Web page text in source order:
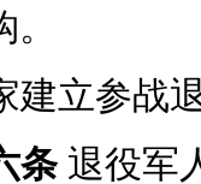
建立参战
条退役军